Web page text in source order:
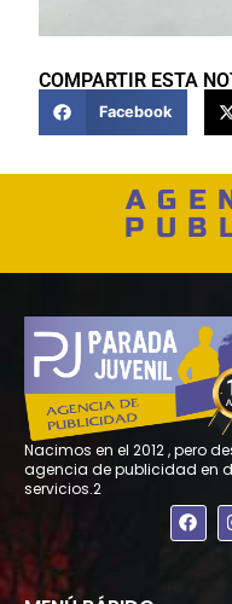
COMPARTIR ESTA
Facebook
Nacimos en el 2012 , pero
agencia de publicidad en
servicios.2
F
a
c